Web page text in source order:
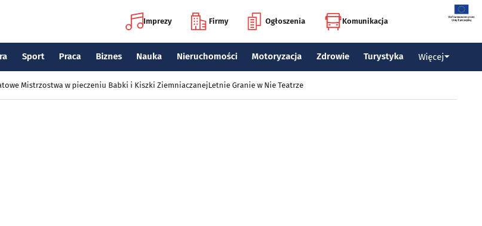
Imprezy Firmy Ogłoszenia Komunikacja
Sport Praca Biznes Nauka Nieruchomości Motoryzacja Zdrowie Turystyka Więcej
Mistrzostwa w pieczeniu Babki i Kiszki ZiemniaczanejLetnie Granie w Nie Teatrze